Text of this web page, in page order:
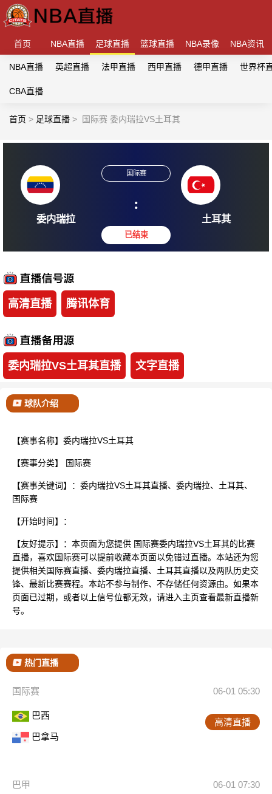
首页 NBA直播 足球直播 篮球直播 NBA录像 NBA资讯
NBA直播 英超直播 法甲直播 西甲直播 德甲直播 世界杯
CBA直播
首页 > 足球直播 > 国际赛 委内瑞拉VS土耳其
:
高清直播 腾讯体育
委内瑞拉VS土耳其直播 文字直播
球队介绍
【赛事名称】委内瑞拉VS土耳其
【赛事分类】 国际赛
【赛事关键词】：委内瑞拉VS土耳其直播、委内瑞拉、土耳其、
国际赛
【开始时间】：
【友好提示】：本页面为您提供 国际赛委内瑞拉VS土耳其的比赛
直播，喜欢国际赛可以提前收藏本页面以免错过直播。本站还为您
提供相关国际赛直播、委内瑞拉直播、土耳其直播以及两队历史交
锋、最新比赛赛程。本站不参与制作、不存储任何资源由。如果本
页面已过期，或者以上信号位都无效，请进入主页查看最新直播新
号。
热门直播
国际赛 06-01 05:30
巴西
巴拿马
高清直播
巴甲 06-01 07:30